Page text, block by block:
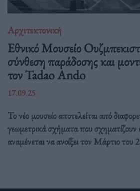
Αρχιτεκτονική
Εθνικό Μουσείο
σύνθεση παράδοσης και
τον Tadao Ando
17.09.25
Το νέο μουσείο αποτελείται από
γεωμετρικά σχήματα που σχηματίζουν
αναμένεται να ανοίξει τον Μάρτιο